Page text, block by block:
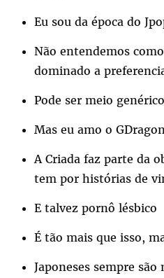
Eu sou da época do
Não entendemos
dominado a
Pode ser meio
Mas eu amo o
A Criada faz parte da
tem por histórias de
E talvez pornô lésbico
É tão mais que isso,
Japoneses sempre